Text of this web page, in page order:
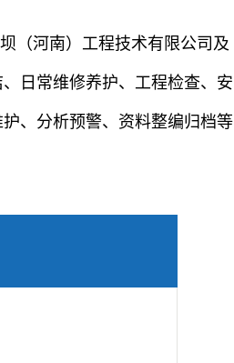
（河南）工程技术有限公司及
日常维修养护、 工程检查、安
、分析预警、资料整编归档等